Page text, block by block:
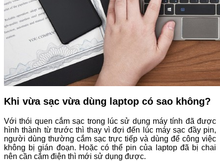
Khi vừa sạc vừa dùng laptop có sao không?
Với thói quen cắm sạc trong lúc sử dụng máy tính đã được
hình thành từ trước thì thay vì đợi đến lúc máy sạc đầy pin,
người dùng thường cắm sạc trực tiếp và dùng để công việc
không bị gián đoạn. Hoặc có thể pin của laptop đã bị chai
nên cần cắm điện thì mới sử dụng được.